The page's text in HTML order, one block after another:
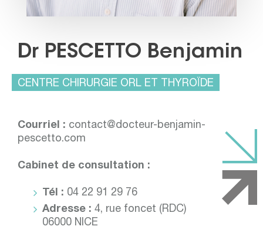
Dr PESCETTO Benjamin
CENTRE CHIRURGIE ORL ET THYROÏDE
Courriel : contact@docteur-benjamin-
pescetto.com
Cabinet de consultation :
Tél : 04 22 91 29 76
Adresse :4, rue foncet (RDC)
06000 NICE